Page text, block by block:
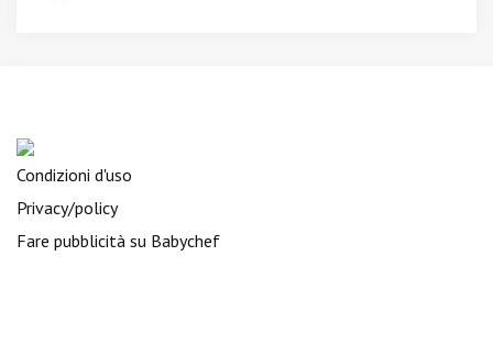
Condizioni d'uso
Privacy/policy
Fare pubblicità su Babychef